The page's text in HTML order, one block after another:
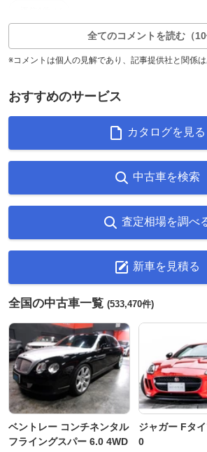
全てのコメントを読む（10
※コメントは個人の見解であり、記事提供社と関係は
おすすめのサービス
カタログを見る
中古車を検索
査定相場を調べ
新車を見積る
全国の中古車一覧 (533,470件)
ベントレー コンチネンタル
フライングスパー 6.0 4WD
ジャガー Fタ
0